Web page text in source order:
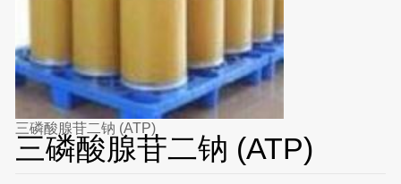
三磷酸腺苷二钠 (ATP)
三磷酸腺苷二钠 (ATP)